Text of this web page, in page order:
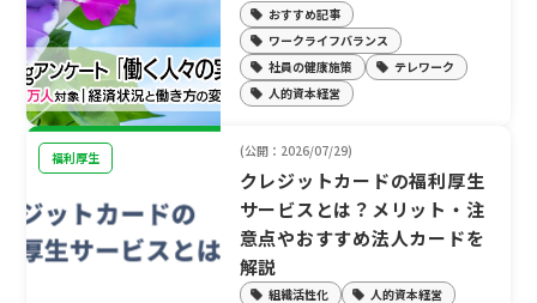
おすすめ記事
ワークライフバランス
社員の健康施策
テレワーク
人的資本経営
福利厚生
組織活性化 人的資本経営
(公開：2026/07/29)
クレジットカードの福利厚生
サービスとは？メリット・注
意点やおすすめ法人カードを
解説